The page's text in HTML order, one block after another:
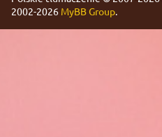
2002-2026 MyBB Group.